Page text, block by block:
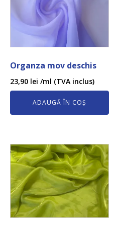
Organza mov deschis
23,90 lei /ml (TVA inclus)
ADAUGĂ ÎN COȘ